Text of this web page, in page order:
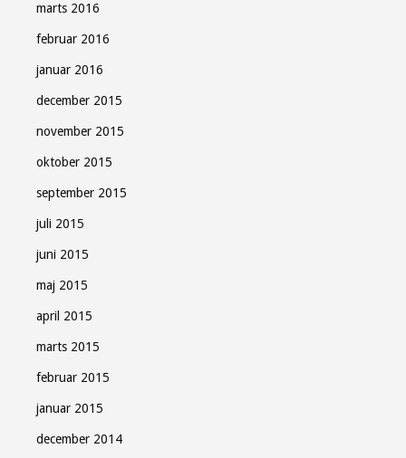
marts 2016
februar 2016
januar 2016
december 2015
november 2015
oktober 2015
september 2015
juli 2015
juni 2015
maj 2015
april 2015
marts 2015
februar 2015
januar 2015
december 2014